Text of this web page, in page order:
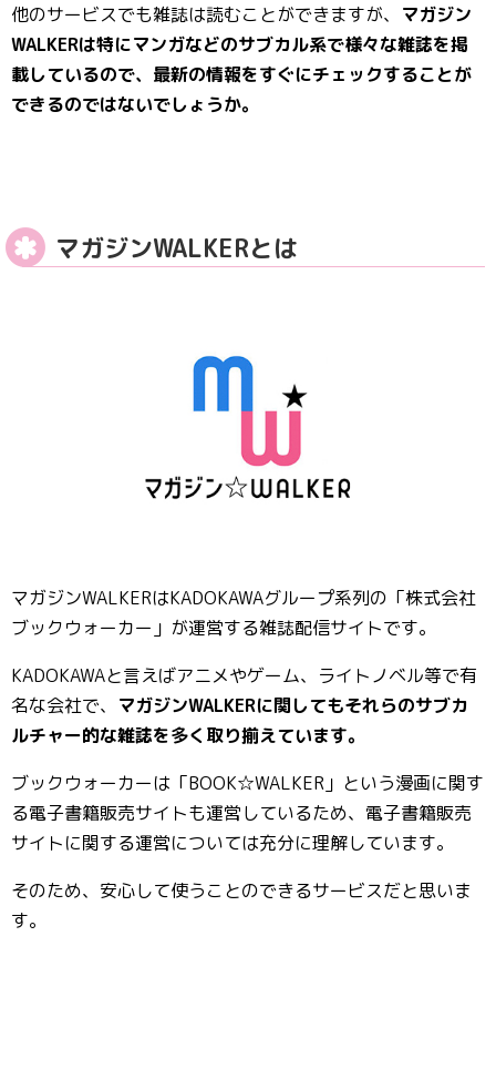
他のサービスでも雑誌は読むことができますが、 マガジン
WALKERは特にマンガなどのサブカル系で様々な雑誌を掲
載しているので、最新の情報をすぐにチェックすることが
できるのではないでしょうか。
マガジンWALKERとは
マガジンWALKERはKADOKAWAグループ系列の「株式会社
ブックウォーカー」が運営する雑誌配信サイトです。
KADOKAWAと言えばアニメやゲーム、ライトノベル等で有
名な会社で、 マガジンWALKERに関してもそれらのサブカ
ルチャー的な雑誌を多く取り揃えています。
ブックウォーカーは「BOOK☆WALKER」という漫画に関す
る電子書籍販売サイトも運営しているため、電子書籍販売
サイトに関する運営については充分に理解しています。
そのため、安心して使うことのできるサービスだと思いま
す。